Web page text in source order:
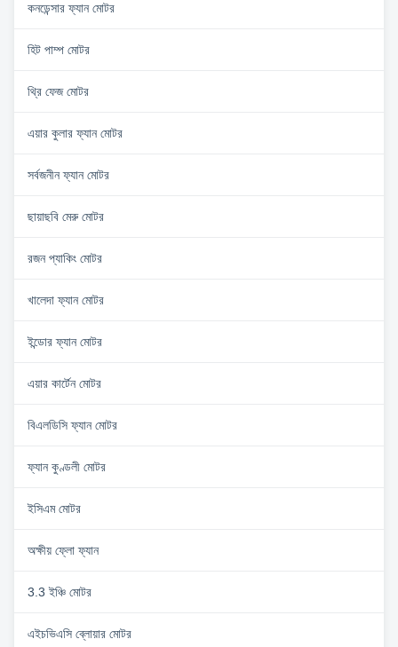
কনডেন্সার ফ্যান মোটর
হিট পাম্প মোটর
থ্রি ফেজ মোটর
এয়ার কুলার ফ্যান মোটর
সর্বজনীন ফ্যান মোটর
ছায়াছবি মেরু মোটর
রজন প্যাকিং মোটর
খালেদা ফ্যান মোটর
ইন্ডোর ফ্যান মোটর
এয়ার কার্টেন মোটর
বিএলডিসি ফ্যান মোটর
ফ্যান কুণ্ডলী মোটর
ইসিএম মোটর
অক্ষীয় ফ্লো ফ্যান
3.3 ইঞ্চি মোটর
এইচভিএসি ব্লোয়ার মোটর